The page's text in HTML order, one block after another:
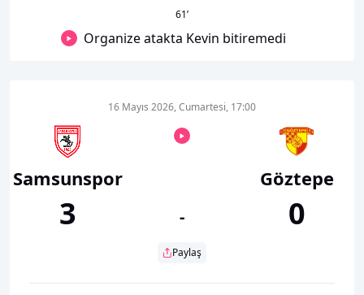
61’
Organize atakta Kevin bitiremedi
Samsunspor
3
16 Mayıs 2026, Cumartesi, 17:00
-
Paylaş
Göztepe
0